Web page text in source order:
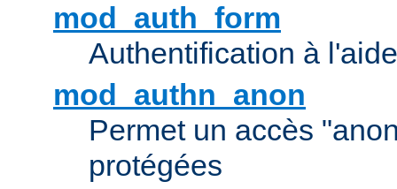
mod_auth_form
Authentification à
mod_authn_anon
Permet un accès
protégées